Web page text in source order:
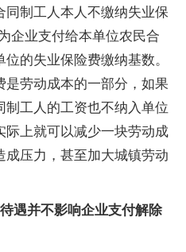
制工人本人不缴纳失业保
企业支付给本单位农民合
的失业保险费缴纳基数。
劳动成本的一部分，如果
工人的工资也不纳入单位
上就可以减少一块劳动成
压力，甚至加大城镇劳动
遇并不影响企业支付解除